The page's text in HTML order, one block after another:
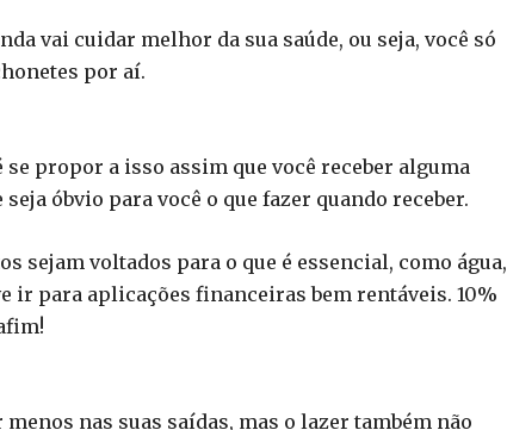
vai cuidar melhor da sua saúde, ou seja, você só
por aí.
propor a isso assim que você receber alguma
óbvio para você o que fazer quando receber.
sejam voltados para o que é essencial, como água,
ir para aplicações financeiras bem rentáveis. 10%
nas suas saídas, mas o lazer também não